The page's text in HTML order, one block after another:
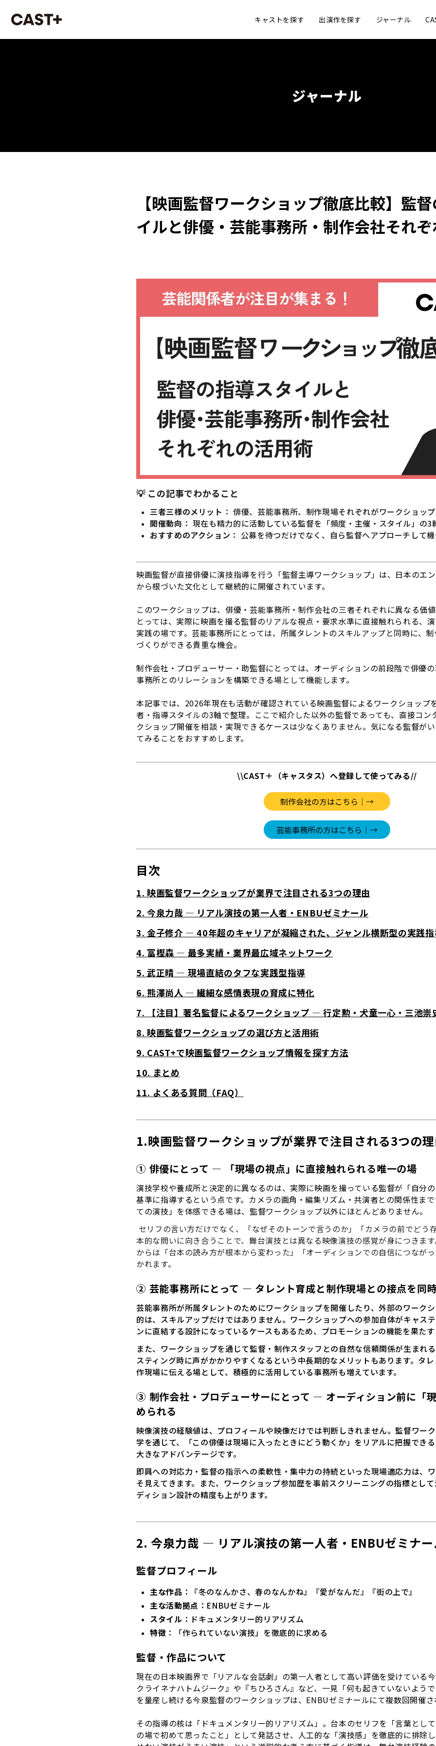
キャストを探す 出演作を探す ジャーナル
ジャーナル
【映画監督ワークショップ徹底比較】監
イルと俳優・芸能事務所・制作会社それ
💡 この記事でわかること
三者三様のメリット ： 俳優、芸能事務所、制作現場それぞれがワークショッ
開催動向 ： 現在も精力的に活動している監督を「頻度・主催・スタイル」の3
おすすめのアクション ： 公募を待つだけでなく、自ら監督へアプローチして
映画監督が直接俳優に演技指導を行う「監督主導ワークショップ」は、日本のエ
から根づいた文化として継続的に開催されています。
このワークショップは、俳優・芸能事務所・制作会社の三者それぞれに異なる価
とっては、実際に映画を撮る監督のリアルな視点・要求水準に直接触れられる、
実践の場です。芸能事務所にとっては、所属タレントのスキルアップと同時に、
づくりができる貴重な機会。
制作会社・プロデューサー・助監督にとっては、オーディションの前段階で俳優の
事務所とのリレーションを構築できる場として機能します。
本記事では、2026年現在も活動が確認されている映画監督によるワークショップ
者・指導スタイルの3軸で整理。ここで紹介した以外の監督であっても、直接コン
クショップ開催を相談・実現できるケースは少なくありません。気になる監督が
てみることをおすすめします。
\\CAST＋（キャスタス）へ登録して使ってみる//
目次
1. 映画監督ワークショップが業界で注目される3つの理由
2. 今泉力哉 ― リアル演技の第一人者・ENBUゼミナール
3. 金子修介 ― 40年超のキャリアが凝縮された、ジャンル横断型の実践指
4. 冨樫森 ― 最多実績・業界最広域ネットワーク
5. 武正晴 ― 現場直結のタフな実践型指導
6. 熊澤尚人 ― 繊細な感情表現の育成に特化
7. 【注目】著名監督によるワークショップ ― 行定勲・犬童一心・三池崇
8. 映画監督ワークショップの選び方と活用術
9. CAST+で映画監督ワークショップ情報を探す方法
10. まとめ
11. よくある質問（FAQ）
1.映画監督ワークショップが業界で注目される3つの
① 俳優にとって ― 「現場の視点」に直接触れられる唯一の場
演技学校や養成所と決定的に異なるのは、実際に映画を撮っている監督が「自分
基準に指導するという点です。カメラの画角・編集リズム・共演者との関係性ま
ての演技」を体感できる場は、監督ワークショップ以外にほとんどありません。
セリフの言い方だけでなく、「なぜそのトーンで言うのか」「カメラの前でどう
本的な問いに向き合うことで、舞台演技とは異なる映像演技の感覚が身につきま
からは「台本の読み方が根本から変わった」「オーディションでの自信につなが
かれます。
② 芸能事務所にとって ― タレント育成と制作現場との接点を同
芸能事務所が所属タレントのためにワークショップを開催したり、外部のワーク
的は、スキルアップだけではありません。ワークショップへの参加自体がキャス
ンに直結する設計になっているケースもあるため、プロモーションの機能を果たす
また、ワークショップを通じて監督・制作スタッフとの自然な信頼関係が生まれ
スティング時に声がかかりやすくなるという中長期的なメリットもあります。タ
作現場に伝える場として、積極的に活用している事務所も増えています。
③ 制作会社・プロデューサーにとって ― オーディション前に「
められる
映像演技の経験値は、プロフィールや映像だけでは判断しきれません。監督ワー
学を通じて、「この俳優は現場に入ったときにどう動くか」をリアルに把握でき
大きなアドバンテージです。
即興への対応力・監督の指示への柔軟性・集中力の持続といった現場適応力は、
そ見えてきます。また、ワークショップ参加歴を事前スクリーニングの指標とし
ディション設計の精度も上がります。
2. 今泉力哉 ― リアル演技の第一人者・ENBUゼミナ
監督プロフィール
主な作品 ：『冬のなんかさ、春のなんかね』『愛がなんだ』『街の上で』
主な活動拠点 ：ENBUゼミナール
スタイル ：ドキュメンタリー的リアリズム
特徴 ：「作られていない演技」を徹底的に求める
監督・作品について
現在の日本映画界で「リアルな会話劇」の第一人者として高い評価を受けている
クライネナハトムジーク』や『ちひろさん』など、一見「何も起きていないよう
を量産し続ける今泉監督のワークショップは、ENBUゼミナールにて複数回開催さ
その指導の核は「ドキュメンタリー的リアリズム」。台本のセリフを「言葉とし
の場で初めて思ったこと」として発話させ、人工的な「演技感」を徹底的に排除